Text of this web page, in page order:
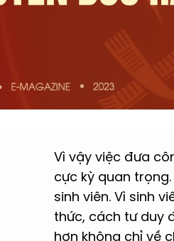
Vì vậy việc đưa
cực kỳ quan
sinh viên. Vì sinh
thức, cách tư duy
hơn không chỉ về